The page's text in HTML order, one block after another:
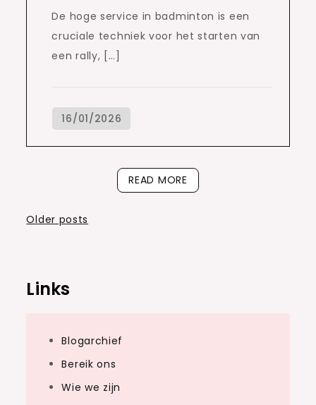
De hoge service in badminton is een
cruciale techniek voor het starten van
een rally, […]
READ MORE
Posts
Older posts
Links
Blogarchief
Bereik ons
Wie we zijn